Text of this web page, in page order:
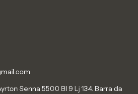
Senna 5500 Bl 9 Lj 134. Barra da